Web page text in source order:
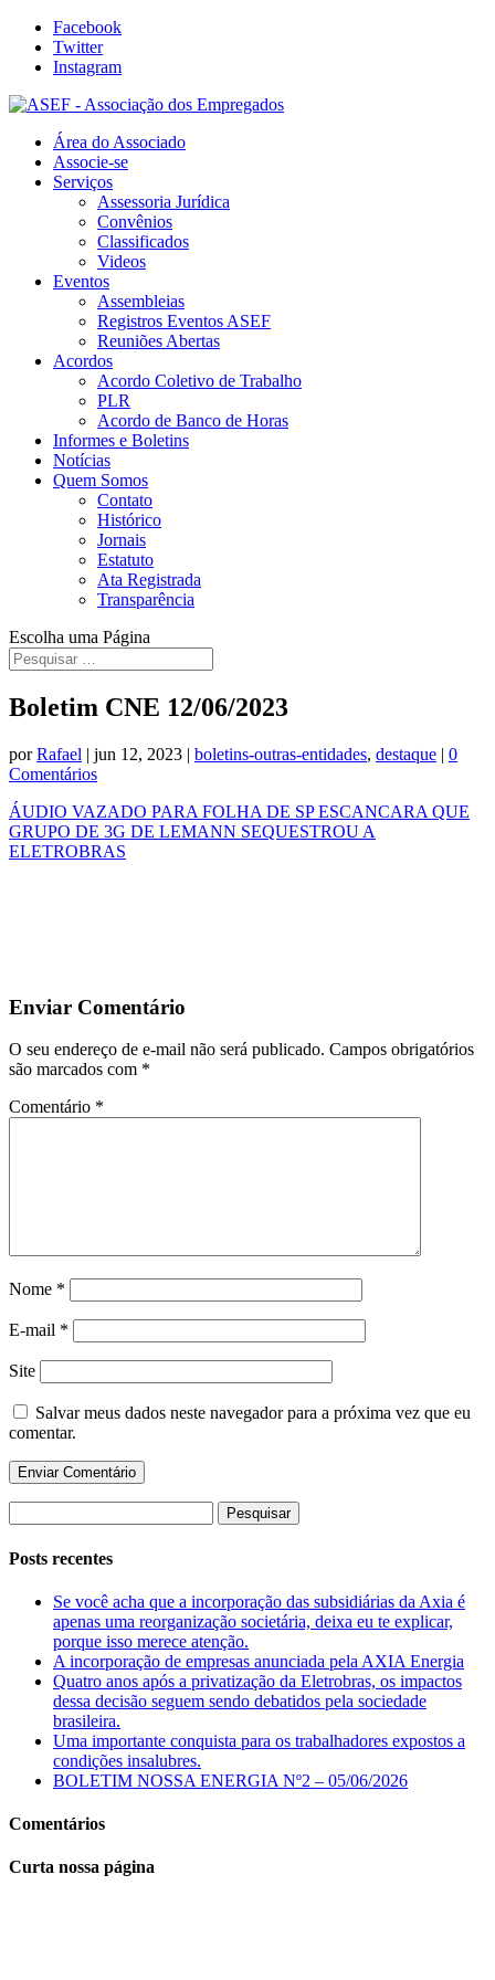
Facebook
Twitter
Instagram
Área do Associado
Associe-se
Serviços
Assessoria Jurídica
Convênios
Classificados
Videos
Eventos
Assembleias
Registros Eventos ASEF
Reuniões Abertas
Acordos
Acordo Coletivo de Trabalho
PLR
Acordo de Banco de Horas
Informes e Boletins
Notícias
Quem Somos
Contato
Histórico
Jornais
Estatuto
Ata Registrada
Transparência
Escolha uma Página
Boletim CNE 12/06/2023
porRafael | jun 12, 2023 | boletins-outras-entidades, destaque | 0
Comentários
ÁUDIO VAZADO PARA FOLHA DE SP ESCANCARA QUE
GRUPO DE 3G DE LEMANN SEQUESTROU A
ELETROBRAS
Enviar Comentário
O seu endereço de e-mail não será publicado. Campos obrigatórios
são marcados com *
Comentário *
Nome *
E-mail *
Site
Salvar meus dados neste navegador para a próxima vez que eu
comentar.
por:
Posts recentes
Se você acha que a incorporação das subsidiárias da Axia é
apenas uma reorganização societária, deixa eu te explicar,
porque isso merece atenção.
A incorporação de empresas anunciada pela AXIA Energia
Quatro anos após a privatização da Eletrobras, os impactos
dessa decisão seguem sendo debatidos pela sociedade
brasileira.
Uma importante conquista para os trabalhadores expostos a
condições insalubres.
BOLETIM NOSSA ENERGIA Nº2 – 05/06/2026
Comentários
Curta nossa página